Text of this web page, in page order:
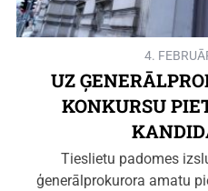
4.
UZ
KONKURSU
Tieslietu padomes
ģenerālprokurora amatu